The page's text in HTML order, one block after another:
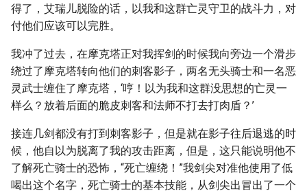
得了，艾瑞儿脱险的话，以我和这群亡灵守卫的战斗力，对
付他们应该可以完胜。
我冲了过去，在摩克塔正对我挥剑的时候我向旁边一个滑步
绕过了摩克塔转向他们的刺客影子，两名无头骑士和一名恶
灵武士缠住了摩克塔，‘哼！以为我和这群没思想的亡灵一
样么？放着后面的脆皮刺客和法师不打去打肉盾？’
接连几剑都没有打到刺客影子，但是就在影子往后退逃的时
候，他自以为脱离了我的攻击距离，但是，这只能说明他不
了解死亡骑士的恐怖，“死亡缠绕！”我剑尖对准他使用了低
喝出这个名字，死亡骑士的基本技能，从剑尖出冒出了一个